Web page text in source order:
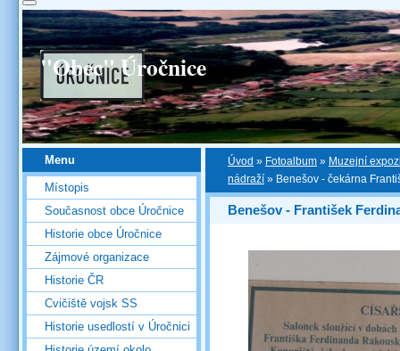
"Obec" Úročnice
Úvod » Fotoalbum » Muzejní
nádraží » Benešov - čekárna
Benešov - František
Menu
Místopis
Současnost obce Úročnice
Historie obce Úročnice
Zájmové organizace
Historie ČR
Cvičiště vojsk SS
Historie usedlostí v Úročnici